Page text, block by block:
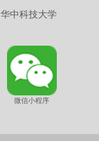
华中科技大学
微信小程序